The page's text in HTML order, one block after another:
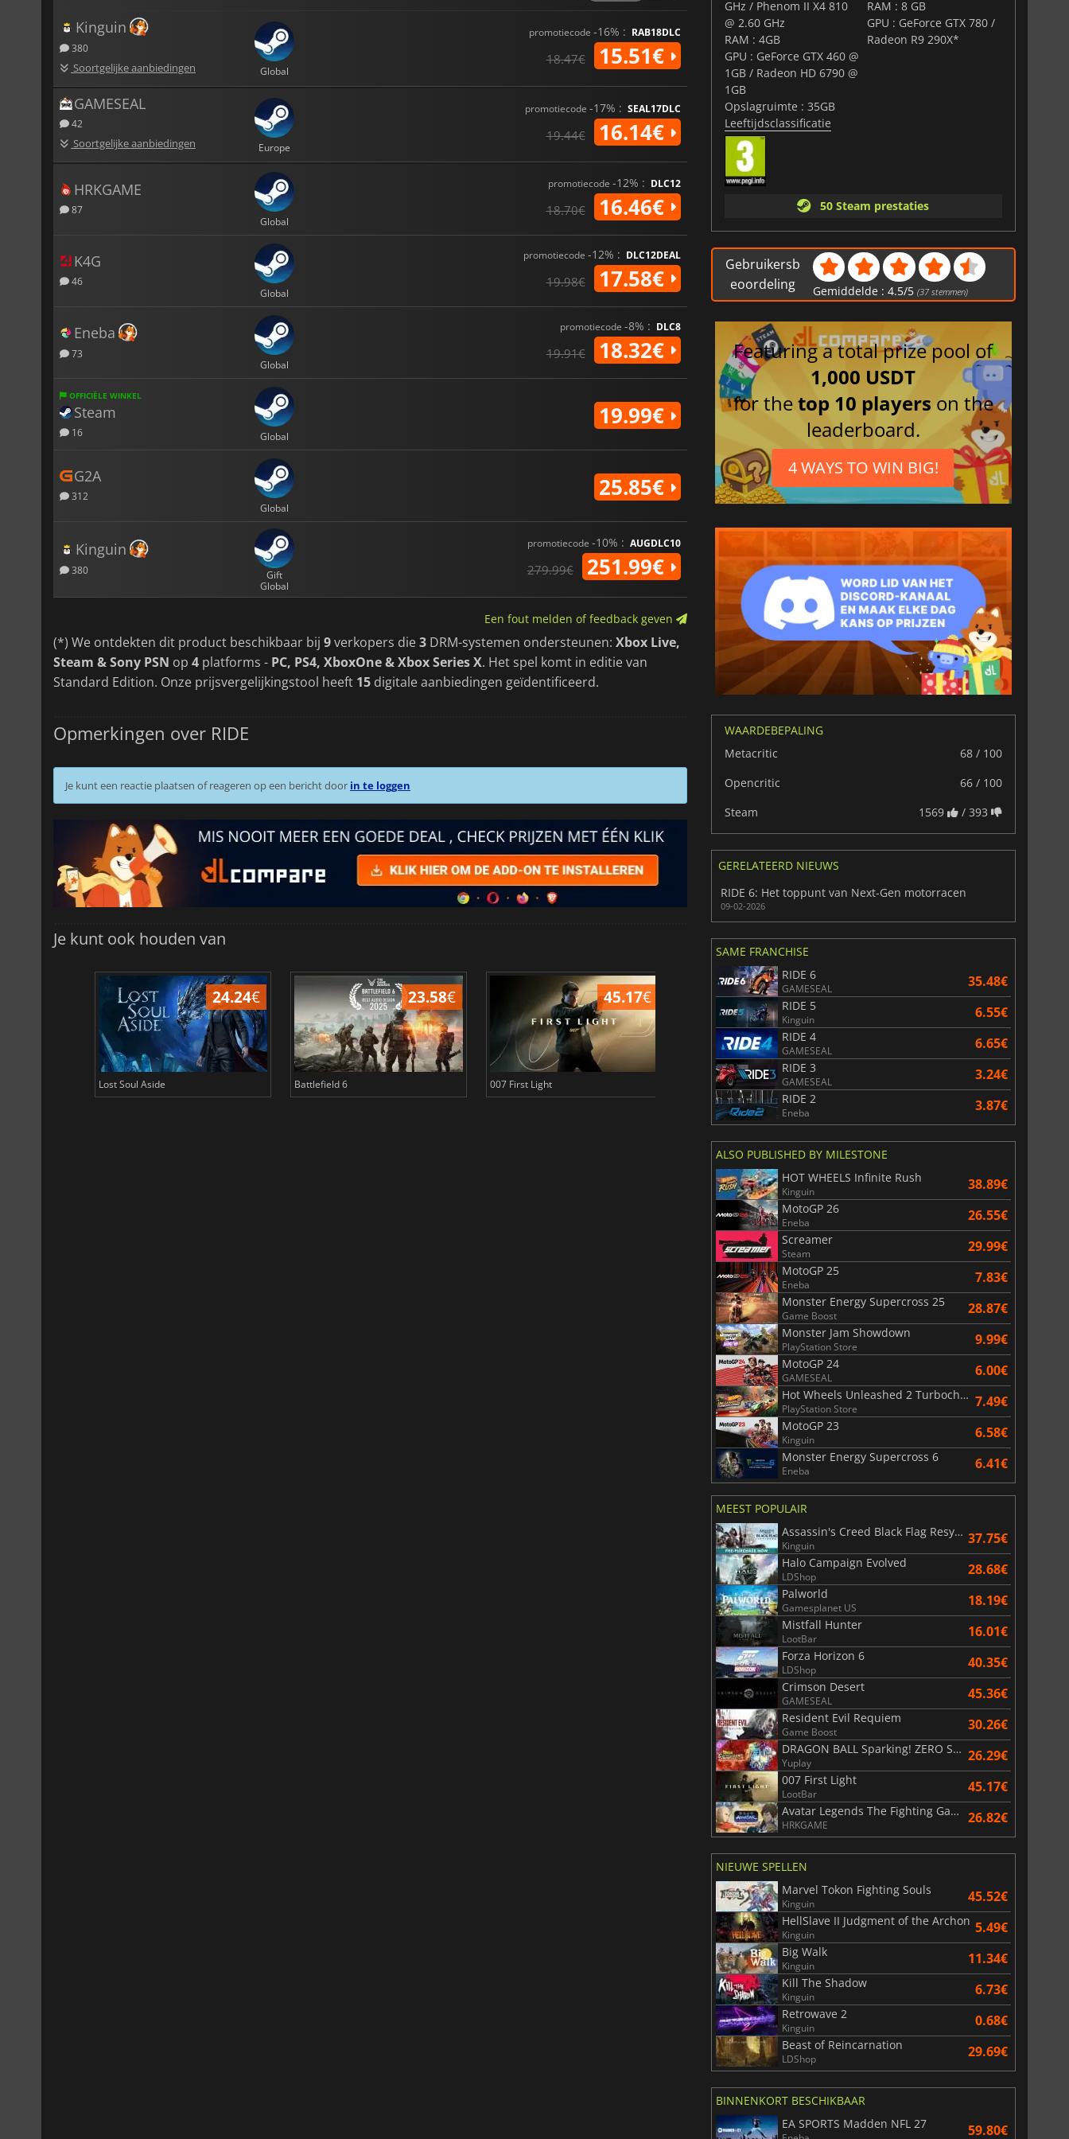
Kinguin
380
Soortgelijke aanbiedingen Global
promotiecode -16% : RAB18DLC
18.47€ 15.51€
GAMESEAL
42
Soortgelijke aanbiedingen Europe
promotiecode -17% : SEAL17DLC
19.44€ 16.14€
HRKGAME
87
Global
promotiecode -12% : DLC12
18.70€ 16.46€
K4G
46
Global
promotiecode -12% : DLC12DEAL
19.98€ 17.58€
Eneba
73
Global
promotiecode -8% : DLC8
19.91€ 18.32€
OFFICIËLE WINKEL
Steam
16 Global
19.99€
G2A
312
Global
25.85€
Kinguin
380
Gift
Global
promotiecode -10% : AUGDLC10
279.99€ 251.99€
Een fout melden of feedback geven
(*) We ontdekten dit product beschikbaar bij 9verkopers die3 DRM-systemen ondersteunen: Xbox Live,
Steam & Sony PSN op 4 platforms - PC, PS4, XboxOne & Xbox Series X. Het spel komt in editie van
Standard Edition. Onze prijsvergelijkingstool heeft 15 digitale aanbiedingen geïdentificeerd.
Opmerkingen over RIDE
Je kunt een reactie plaatsen of reageren op een bericht door in te loggen
Je kunt ook houden van
24.24€
Lost Soul Aside
23.58€
Battlefield 6
45.17€
007 First Light
36.40€
Baldur's Gate 3
41.06
GHz / Phenom II X4 810
@ 2.60 GHz
RAM : 4GB
GPU : GeForce GTX 460 @
1GB / Radeon HD 6790 @
1GB
Opslagruimte : 35GB
RAM : 8 GB
GPU : GeForce GTX 780 /
Radeon R9 290X*
Leeftijdsclassificatie
50 Steam prestaties
Gebruikersb
eoordeling
Gemiddelde :4.5/5 (37 stemmen)
Featuring a total prize pool of
1,000 USDT
for thetop 10 players on the
leaderboard.
4 WAYS TO WIN BIG!
WAARDEBEPALING
Metacritic
68 / 100
Opencritic
66 / 100
Steam
1569 / 393
GERELATEERD NIEUWS
RIDE 6: Het toppunt van Next-Gen motorracen
09-02-2026
SAME FRANCHISE
RIDE 6
GAMESEAL 35.48€
RIDE 5
Kinguin 6.55€
RIDE 4
GAMESEAL 6.65€
RIDE 3
GAMESEAL 3.24€
RIDE 2
Eneba 3.87€
ALSO PUBLISHED BY MILESTONE
HOT WHEELS Infinite Rush
Kinguin 38.89€
MotoGP 26
Eneba 26.55€
Screamer
Steam 29.99€
MotoGP 25
Eneba 7.83€
Monster Energy Supercross 25
Game Boost 28.87€
Monster Jam Showdown
PlayStation Store 9.99€
MotoGP 24
GAMESEAL 6.00€
Hot Wheels Unleashed 2 Turbocharged
PlayStation Store 7.49€
MotoGP 23
Kinguin 6.58€
Monster Energy Supercross 6
Eneba 6.41€
MEEST POPULAIR
Assassin's Creed Black Flag Resynced
Kinguin 37.75€
Halo Campaign Evolved
LDShop 28.68€
Palworld
Gamesplanet US 18.19€
Mistfall Hunter
LootBar 16.01€
Forza Horizon 6
LDShop 40.35€
Crimson Desert
GAMESEAL 45.36€
Resident Evil Requiem
Game Boost 30.26€
DRAGON BALL Sparking! ZERO Super Limit Breaking NEO
Yuplay 26.29€
007 First Light
LootBar 45.17€
Avatar Legends The Fighting Game
HRKGAME 26.82€
NIEUWE SPELLEN
Marvel Tokon Fighting Souls
Kinguin 45.52€
HellSlave II Judgment of the Archon
Kinguin 5.49€
Big Walk
Kinguin 11.34€
Kill The Shadow
Kinguin 6.73€
Retrowave 2
Kinguin 0.68€
Beast of Reincarnation
LDShop 29.69€
BINNENKORT BESCHIKBAAR
EA SPORTS Madden NFL 27
59.80€